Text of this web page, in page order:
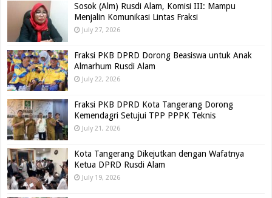
Sosok (Alm) Rusdi Alam, Komisi III: Mampu
Menjalin Komunikasi Lintas Fraksi
July 27, 2026
Fraksi PKB DPRD Dorong Beasiswa untuk Anak
Almarhum Rusdi Alam
July 22, 2026
Fraksi PKB DPRD Kota Tangerang Dorong
Kemendagri Setujui TPP PPPK Teknis
July 21, 2026
Kota Tangerang Dikejutkan dengan Wafatnya
Ketua DPRD Rusdi Alam
July 19, 2026